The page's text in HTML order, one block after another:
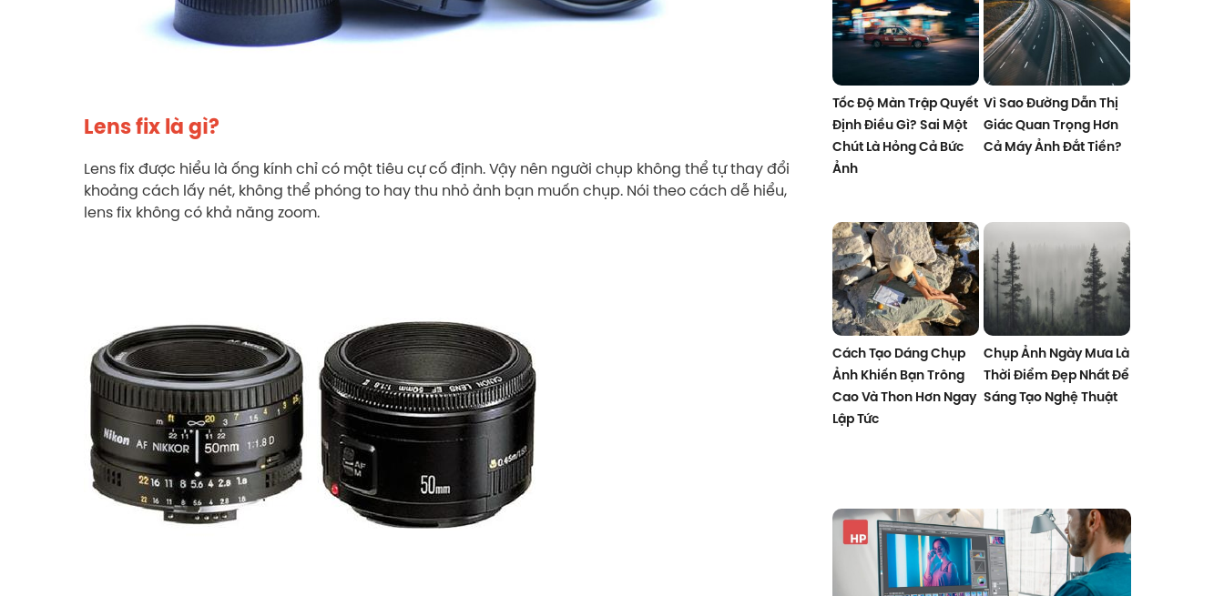
Lens fix là gì?
Lens fix được hiểu là ống kính chỉ có một tiêu cự cố định. Vậy nên người chụp không thể tự thay đổi
khoảng cách lấy nét, không thể phóng to hay thu nhỏ ảnh bạn muốn chụp. Nói theo cách dễ hiểu,
lens fix không có khả năng zoom.
Tốc Độ Màn Trập Quyết
Định Điều Gì? Sai Một
Chút Là Hỏng Cả Bức
Ảnh
Vì Sao Đường Dẫn Thị
Giác Quan Trọng Hơn
Cả Máy Ảnh Đắt Tiền?
Cách Tạo Dáng Chụp
Ảnh Khiến Bạn Trông
Cao Và Thon Hơn Ngay
Lập Tức
Chụp Ảnh Ngày Mưa Là
Thời Điểm Đẹp Nhất Để
Sáng Tạo Nghệ Thuật